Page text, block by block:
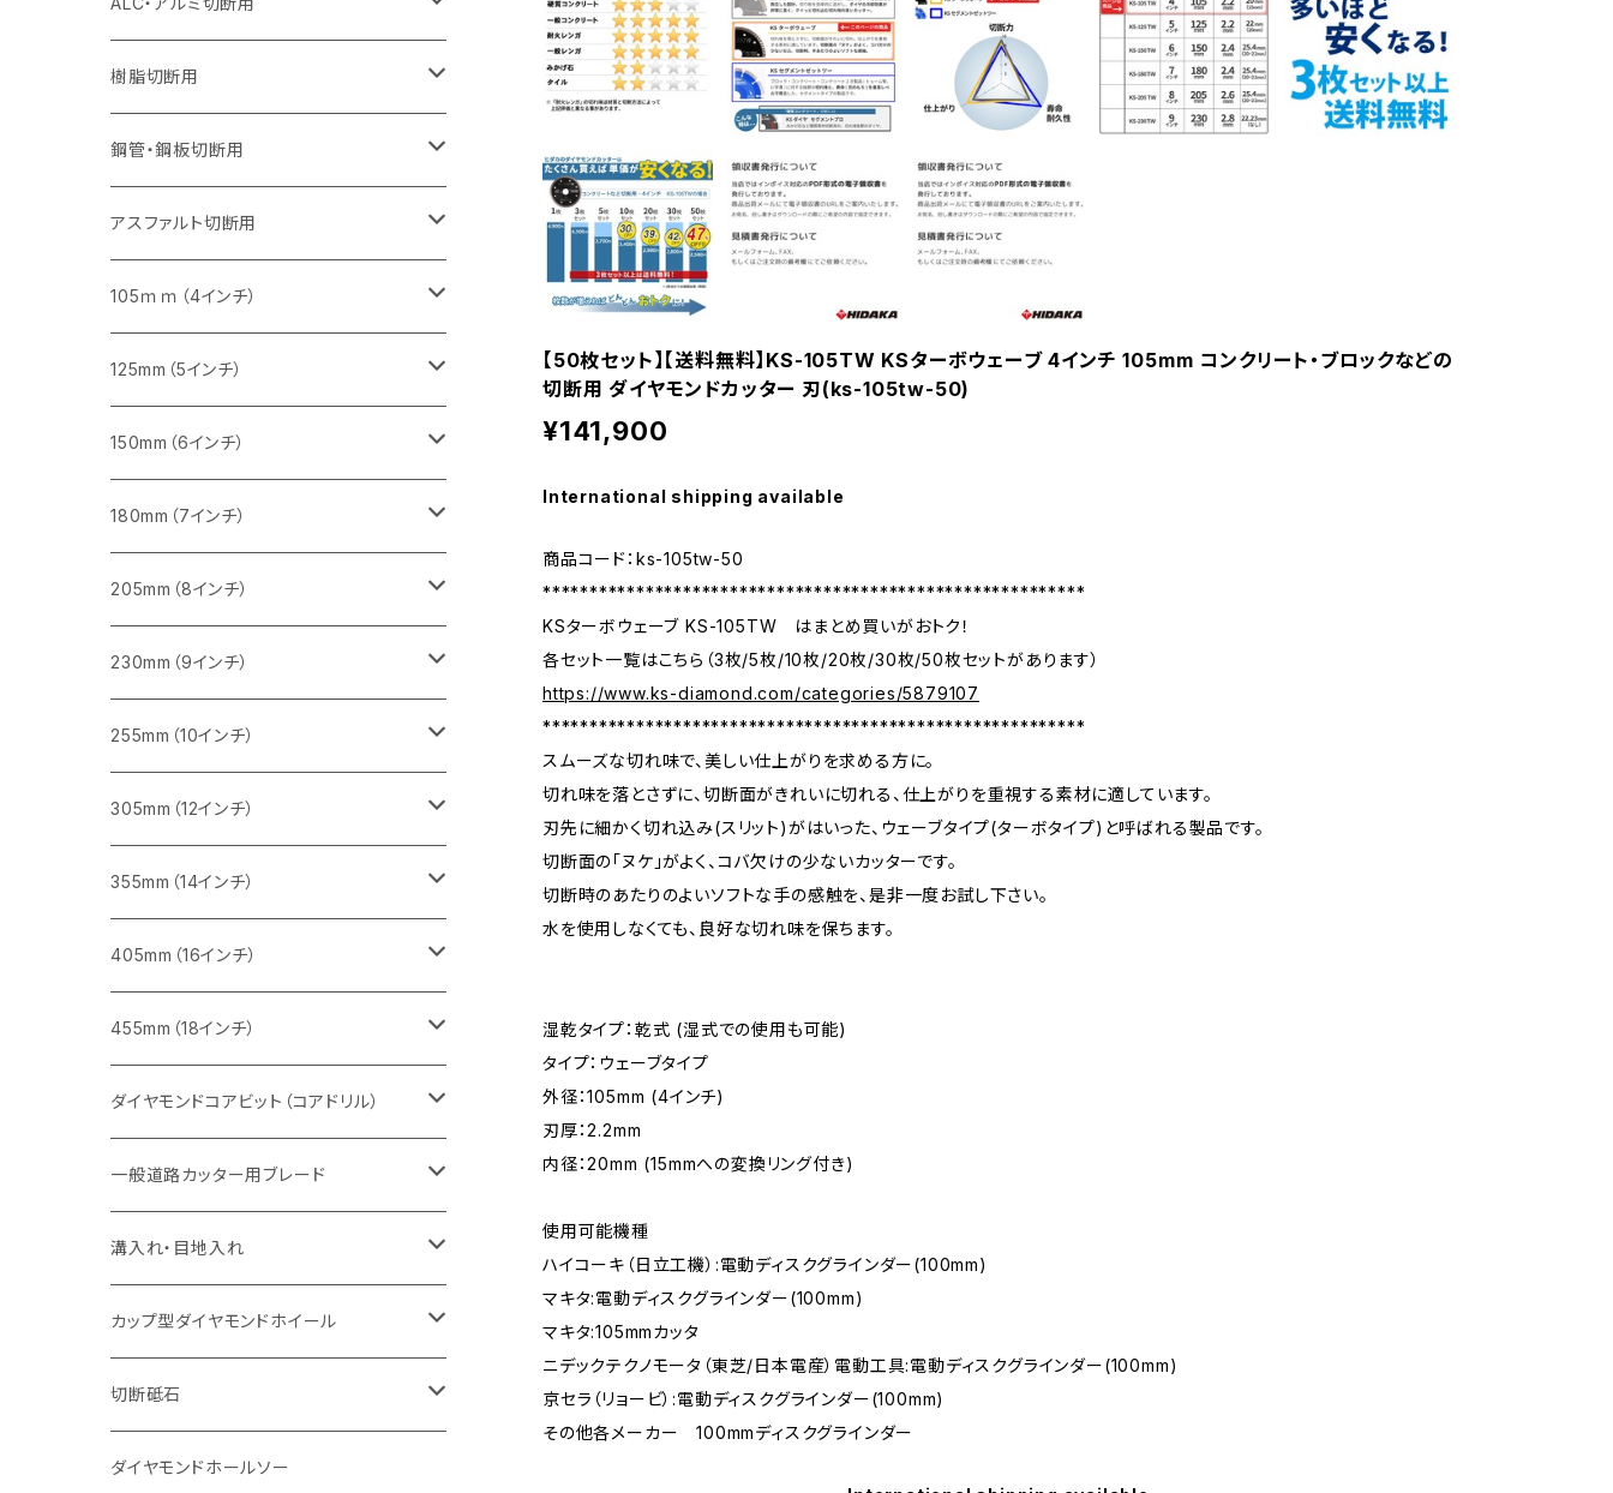
【50枚セット】【送料無料】KS-105TW KSターボウェーブ 4インチ 105mm コンクリート・ブロックなどの
切断用 ダイヤモンドカッター 刃(ks-105tw-50)
¥141,900
International shipping available
商品コード：ks-105tw-50
**********************************************************
KSターボウェーブ KS-105TW はまとめ買いがおトク！
各セット一覧はこちら（3枚/5枚/10枚/20枚/30枚/50枚セットがあります）
https://www.ks-diamond.com/categories/5879107
**********************************************************
スムーズな切れ味で、美しい仕上がりを求める方に。
切れ味を落とさずに、切断面がきれいに切れる、仕上がりを重視する素材に適しています。
刃先に細かく切れ込み(スリット)がはいった、ウェーブタイプ(ターボタイプ)と呼ばれる製品です。
切断面の「ヌケ」がよく、コバ欠けの少ないカッターです。
切断時のあたりのよいソフトな手の感触を、是非一度お試し下さい。
水を使用しなくても、良好な切れ味を保ちます。
湿乾タイプ：乾式 (湿式での使用も可能)
タイプ：ウェーブタイプ
外径：105mm (4インチ)
刃厚：2.2mm
内径：20mm (15mmへの変換リング付き)
使用可能機種
ハイコーキ（日立工機）:電動ディスクグラインダー(100mm)
マキタ:電動ディスクグラインダー(100mm)
マキタ:105mmカッタ
ニデックテクノモータ（東芝/日本電産）電動工具:電動ディスクグラインダー(100mm)
京セラ（リョービ）:電動ディスクグラインダー(100mm)
その他各メーカー 100mmディスクグラインダー
セグメント（特殊凸凹加工チップ）
セグメントタイプ（一般道路カッター用
セグメントタイプ
セグメントタイプ（一般道路カッター用
405mm（16インチ）
セグメントタイプ
セグメントタイプ（一般道路カッター用
455mm（18インチ）
セグメント（一般道路カッター用
埋設鋳鉄管工事対応タイプ
セグメントタイプ
埋設鋳鉄管工事対応タイプ
405mm（16インチ）
セグメントタイプ
埋設鋳鉄管工事対応タイプ
ウェーブタイプ
セグメントタイプ
セグメントタイプ（一般道路カッター用
305mm（12インチ）
セグメント
セグメント（特殊凸凹加工チップ）
355mm（14インチ）
セグメント
セグメント（特殊凸凹加工チップ）
405mm（16インチ）
セグメント
セグメント（一般道路カッター用
473mm（18インチ）
セグメント（一般道路カッター用
セグメントタイプ
230mm（9インチ）
セグメントタイプ
255mm（10インチ）
セグメントタイプ
305mm（12インチ）
セグメント
セグメント（特殊凸凹加工チップ）
355mm（14インチ）
セグメント
セグメント（特殊凸凹加工チップ）
405mm（16インチ）
セグメントタイプ
305mm（12インチ）
砥石（補強綱入り）
355mm（14インチ）
砥石（補強綱入り）
樹脂切断用
305mm（12インチ）
砥石（補強綱入り）
355mm（14インチ）
砥石（補強綱入り）
鋼管・鋼板切断用
305mm（12インチ）
砥石（補強綱入り）
355mm（14インチ）
砥石（補強綱入り）
アスファルト切断用
255ｍｍ（10インチ）
一般道路カッター用
305ｍｍ（12インチ）
一般道路カッター用
355ｍｍ（14インチ）
一般道路カッター用
405mm（16インチ）
一般道路カッター用
455ｍｍ（18インチ）
一般道路カッター用
105ｍｍ（4インチ）
タイル切断用
みかげ石（御影石）切断用
コンクリート切断用
ブロック切断用
レンガ切断用
インターロッキング切断用
鋳鉄管切断用
ヒューム管・U字溝切断用
125mm（5インチ）
タイル切断用
みかげ石（御影石）切断用
コンクリート切断用
ブロック切断用
レンガ切断用
インターロッキング切断用
鋳鉄管切断用
ヒューム管・U字溝切断用
FRP切断用
塩ビ管・キッチンパネル切断用
大理石
150mm（6インチ）
みかげ石（御影石）切断用
コンクリート切断用
ブロック切断用
レンガ切断用
インターロッキング切断用
鋳鉄管切断用
ヒューム管・U字溝切断用
180mm（7インチ）
みかげ石（御影石）切断用
コンクリート切断用
ブロック切断用
レンガ切断用
インターロッキング切断用
鋳鉄管切断用
ヒューム管・U字溝切断用
205mm（8インチ）
みかげ石（御影石）切断用
コンクリート切断用
ブロック切断用
レンガ切断用
インターロッキング切断用
鋳鉄管切断用
ヒューム管・U字溝切断用
230mm（9インチ）
みかげ石（御影石）切断用
コンクリート切断用
ブロック切断用
レンガ切断用
インターロッキング切断用
鋳鉄管切断用
ヒューム管・U字溝切断用
255mm（10インチ）
コンクリート切断用
一般道路カッター用
ブロック切断用
レンガ切断用
インターロッキング切断用
一般道路カッター用
ヒューム管・U字溝切断用
アスファルト切断用
一般道路カッター用
305mm（12インチ）
みかげ石（御影石）切断用
セグメント
セグメント（特殊凹凸加工チップ
鉄筋コンクリート切断用
セグメントタイプ
コンクリート切断用
セグメント
セグメント（特殊凸凹加工チップ
ブロック切断用
セグメント
セグメント（特殊凸凹加工チップ
レンガ切断用
セグメント
セグメント（特殊凸凹加工チップ
インターロッキング切断用
セグメントタイプ
一般道路カッター用
鋳鉄管切断用
セグメントタイプ
埋設鋳鉄管工事対応タイプ
ヒューム管・U字溝切断用
セグメント
アスファルト切断用
355mm（14インチ）
みかげ石（御影石）切断用
セグメント
セグメント（特殊凸凹加工チップ
鉄筋コンクリート切断用
セグメントタイプ
コンクリート切断用
セグメント
セグメント（特殊凸凹加工チップ
ブロック切断用
セグメント
セグメント（特殊凸凹加工チップ
レンガ切断用
セグメント
セグメント（特殊凸凹加工チップ
インターロッキング切断用
セグメントタイプ
一般道路カッター用
鋳鉄管切断用
セグメントタイプ
ヒューム管・U字溝切断用
405mm（16インチ）
みかげ石（御影石）切断用
セグメントタイプ
コンクリート切断用
セグメントタイプ
一般道路カッター用
鉄筋コンクリート切断用
セグメントタイプ
インターロッキング切断用
セグメントタイプ
一般道路カッター用
鋳鉄管切断用
セグメントタイプ
埋設鋳鉄管工事対応タイプ
ヒューム管・U字溝切断用
セグメントタイプ
アスファルト切断用
455mm（18インチ）
道路コンクリート切断用
道路アスファルト切断用
ダイヤモンドコアビット（コアドリル）
Aロット
有効長 250mm
有効長 370mm
Ｃロット
有効長 250mm
M27
有効長 250mm
一般道路カッター用ブレード
道路（アスファルト用）
255mm（10インチ）
305mm（12インチ）
道路（コンクリート舗装面）
255mm（10インチ）
305mm（12インチ）
道路（アス・コン兼用）
305mm（12インチ）
溝入れ・目地入れ
V型チップ
ストレート型チップ
U型チップ
カップ型ダイヤモンドホイール
100mm（4インチ）
125mm（5インチ）
切断砥石
金属用
ダイヤモンドホールソー